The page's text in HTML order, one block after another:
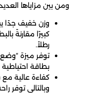
ومن بين مزاياها
رطلاً.
توفر ميزة “وضع
بطاقة احتياطية
كفاءة عالية
وبالتالي توفر